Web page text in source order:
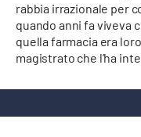
LACTV.IT
LACONAIR.IT
LACITYMAG.IT
rabbia irrazionale per
quando anni fa viveva
quella farmacia era
magistrato che l’ha